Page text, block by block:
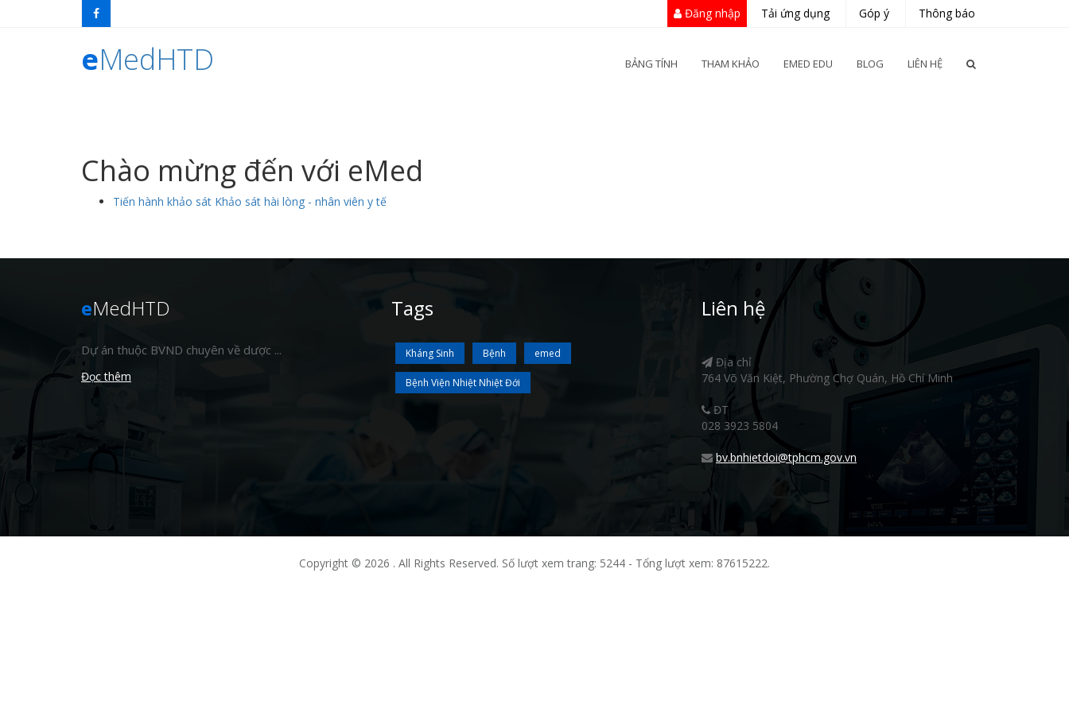
Đăng nhập Tải ứng dụng Góp ý Thông báo
eMedHTD BẢNG TÍNH THAM KHẢO EMED EDU BLOG LIÊN HỆ
Chào mừng đến với eMed
Tiến hành khảo sát Khảo sát hài lòng - nhân viên y tế
eMedHTD
Dự án thuộc BVND chuyên về dược ...
Đọc thêm
Tags
Kháng Sinh Bệnh emed
Bệnh Viện Nhiệt Nhiệt Đới
Liên hệ
Địa chỉ
764 Võ Văn Kiệt, Phường Chợ Quán, Hồ Chí Minh
ĐT
028 3923 5804
bv.bnhietdoi@tphcm.gov.vn
Copyright © 2026 . All Rights Reserved. Số lượt xem trang: 5244 - Tổng lượt xem: 87615222.